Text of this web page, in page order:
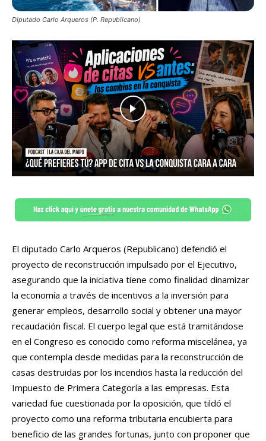
Diputado Carlo Arqueros (P. Republicano)
El diputado Carlo Arqueros (Republicano) defendió el
proyecto de reconstrucción impulsado por el Ejecutivo,
asegurando que la iniciativa tiene como finalidad dinamizar
la economía a través de incentivos a la inversión para
generar empleos, desarrollo social y obtener una mayor
recaudación fiscal. El cuerpo legal que está tramitándose
en el Congreso es conocido como reforma miscelánea, ya
que contempla desde medidas para la reconstrucción de
casas destruidas por los incendios hasta la reducción del
Impuesto de Primera Categoría a las empresas. Esta
variedad fue cuestionada por la oposición, que tildó el
proyecto como una reforma tributaria encubierta para
beneficio de las grandes fortunas, junto con proponer que